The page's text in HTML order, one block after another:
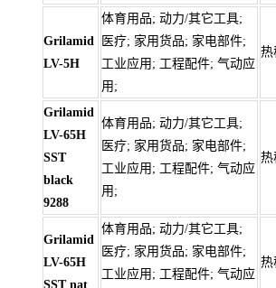
Grilamid
LV-5H
体育用品; 动力/其它工具;
医疗; 家用货品; 家电部件;
工业应用; 工程配件; 气动应
用;
热
Grilamid
LV-65H
SST
black
9288
体育用品; 动力/其它工具;
医疗; 家用货品; 家电部件;
工业应用; 工程配件; 气动应
用;
热
Grilamid
LV-65H
SST nat
体育用品; 动力/其它工具;
医疗; 家用货品; 家电部件;
工业应用; 工程配件; 气动应
热